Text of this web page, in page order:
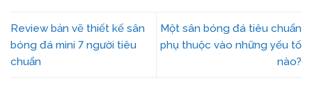
Review bản vẽ thiết kế sân
bóng đá mini 7 người tiêu
chuẩn
Một sân bóng đá tiêu chuẩn
phụ thuộc vào những yếu tố
nào?